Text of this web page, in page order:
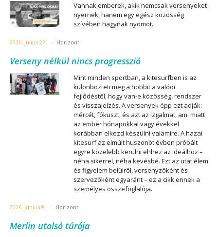
Vannak emberek, akik nemcsak versenyeket
nyernek, hanem egy egész közösség
szívében hagynak nyomot.
2026. július 22. - Horizont
Verseny nélkül nincs progresszió
Mint minden sportban, a kitesurfben is az
különbözteti meg a hobbit a valódi
fejlődéstől, hogy van-e közösség, rendszer
és visszajelzés. A versenyek épp ezt adják:
mércét, fókuszt, és azt az izgalmat, ami miatt
az ember hónapokkal vagy évekkel
korábban elkezd készülni valamire. A hazai
kitesurf az elmúlt huszonöt évben próbált
egyre közelebb kerülni ehhez az ideálhoz –
néha sikerrel, néha kevésbé. Ezt az utat élem
és figyelem belülről, versenyzőként és
szervezőként egyaránt – ez a cikk ennek a
személyes összefoglalója.
2026. június 9. - Horizont
Merlin utolsó túrája